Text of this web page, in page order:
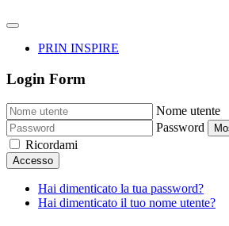
PRIN INSPIRE
Login Form
Nome utente
Password
Ricordami
Accesso
Hai dimenticato la tua password?
Hai dimenticato il tuo nome utente?